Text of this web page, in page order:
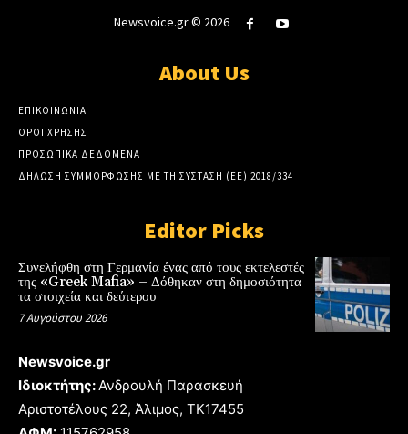
Newsvoice.gr © 2026
About Us
ΕΠΙΚΟΙΝΩΝΙΑ
ΟΡΟΙ ΧΡΗΣΗΣ
ΠΡΟΣΩΠΙΚΑ ΔΕΔΟΜΕΝΑ
ΔΗΛΩΣΗ ΣΥΜΜΟΡΦΩΣΗΣ ΜΕ ΤΗ ΣΥΣΤΑΣΗ (ΕΕ) 2018/334
Editor Picks
Συνελήφθη στη Γερμανία ένας από τους εκτελεστές
της «Greek Mafia» – Δόθηκαν στη δημοσιότητα
τα στοιχεία και δεύτερου
7 Αυγούστου 2026
Newsvoice.gr
Ιδιοκτήτης: Ανδρουλή Παρασκευή
Αριστοτέλους 22, Άλιμος, TK17455